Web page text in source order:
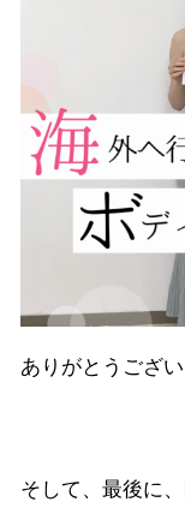
ありがとうござい
そして、最後に